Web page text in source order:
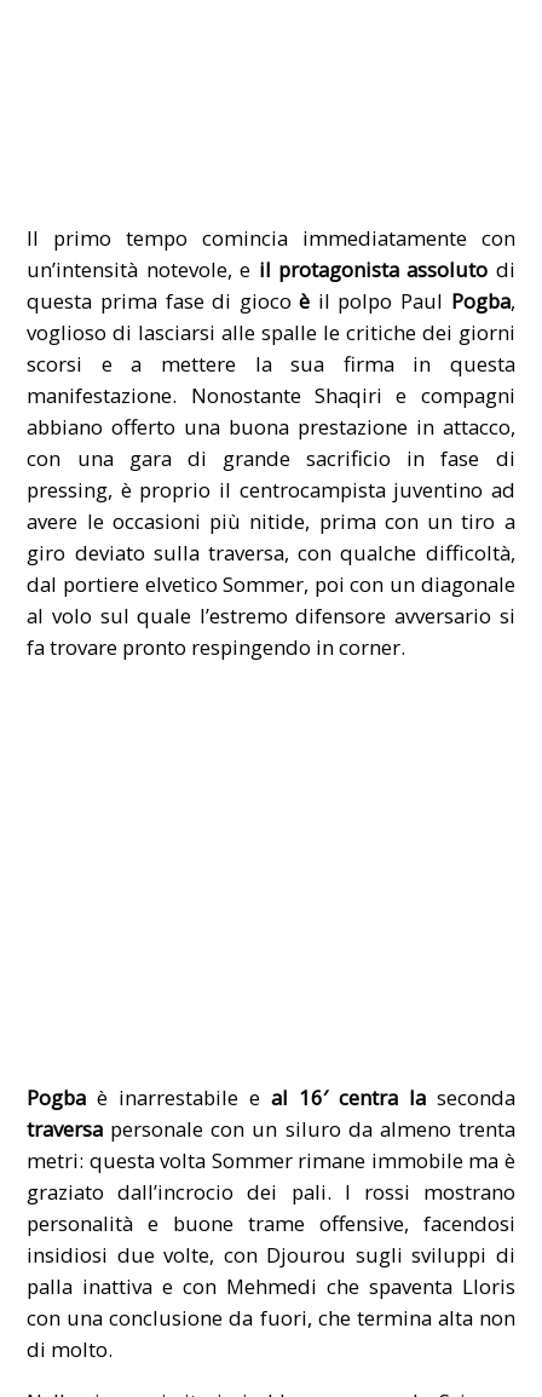
Il primo tempo comincia immediatamente con
un’intensità notevole, e il protagonista assoluto di
questa prima fase di giocoè il polpo Paul Pogba,
voglioso di lasciarsi alle spalle le critiche dei giorni
scorsi e a mettere la sua firma in questa
manifestazione. Nonostante Shaqiri e compagni
abbiano offerto una buona prestazione in attacco,
con una gara di grande sacrificio in fase di
pressing, è proprio il centrocampista juventino ad
avere le occasioni più nitide, prima con un tiro a
giro deviato sulla traversa, con qualche difficoltà,
dal portiere elvetico Sommer, poi con un diagonale
al volo sul quale l’estremo difensore avversario si
fa trovare pronto respingendo in corner.
Pogba è inarrestabile e al 16′ centra laseconda
traversa personale con un siluro da almeno trenta
metri: questa volta Sommer rimane immobile ma è
graziato dall’incrocio dei pali. I rossi mostrano
personalità e buone trame offensive, facendosi
insidiosi due volte, con Djourou sugli sviluppi di
palla inattiva e con Mehmedi che spaventa Lloris
con una conclusione da fuori, che termina alta non
di molto.